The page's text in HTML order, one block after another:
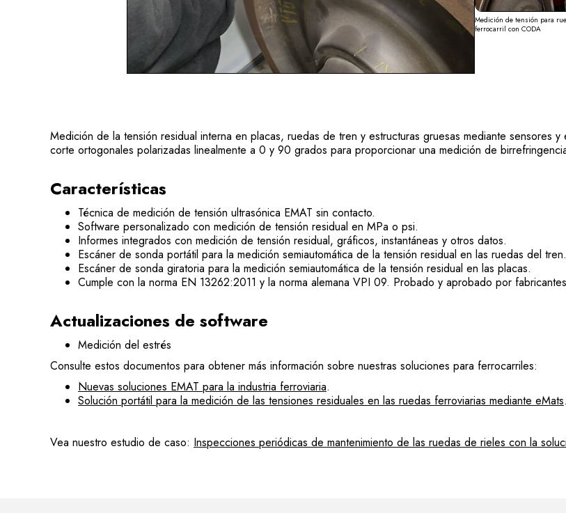
Medición de tensión para
ferrocarril con CODA
Medición de la tensión residual interna en placas, ruedas de tren y estructuras gruesas mediante sensores
corte ortogonales polarizadas linealmente a 0 y 90 grados para proporcionar una medición de
Características
Técnica de medición de tensión ultrasónica EMAT sin contacto.
Software personalizado con medición de tensión residual en MPa o psi.
Informes integrados con medición de tensión residual, gráficos, instantáneas y otros datos.
Escáner de sonda portátil para la medición semiautomática de la tensión residual en las ruedas del tren.
Escáner de sonda giratoria para la medición semiautomática de la tensión residual en las placas.
Cumple con la norma EN 13262:2011 y la norma alemana VPI 09. Probado y aprobado por
Actualizaciones de software
Medición del estrés
Consulte estos documentos para obtener más información sobre nuestras soluciones para ferrocarriles:
Nuevas soluciones EMAT para la industria ferroviaria.
Solución portátil para la medición de las tensiones residuales en las ruedas ferroviarias mediante eMats.
Vea nuestro estudio de caso: Inspecciones periódicas de mantenimiento de las ruedas de rieles con la